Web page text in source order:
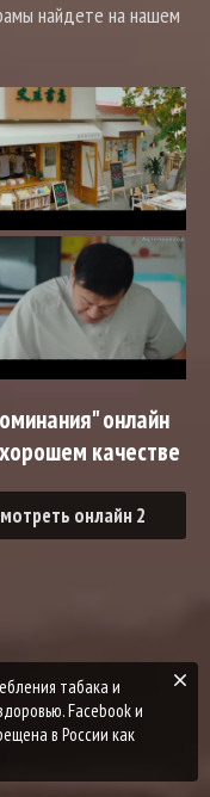
найдете на нашем
онлайн
качестве
онлайн 2